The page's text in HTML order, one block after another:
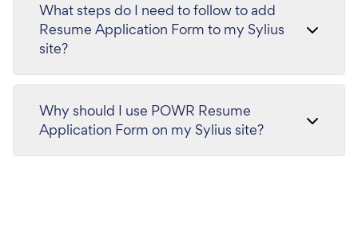
What steps do I need to follow to add
Resume Application Form to my Sylius
site?
Why should I use POWR Resume
Application Form on my Sylius site?